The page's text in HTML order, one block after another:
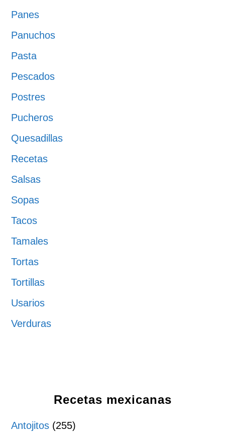
Panes
Panuchos
Pasta
Pescados
Postres
Pucheros
Quesadillas
Recetas
Salsas
Sopas
Tacos
Tamales
Tortas
Tortillas
Usarios
Verduras
Recetas mexicanas
Antojitos (255)